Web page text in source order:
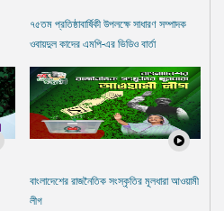
৭৫তম প্রতিষ্ঠাবার্ষিকী উপলক্ষে সাধারণ সম্পাদক
ওবায়দুল কাদের এমপি-এর ভিডিও বার্তা
বাংলাদেশের রাজনৈতিক সংস্কৃতির মূলধারা আওয়ামী
লীগ